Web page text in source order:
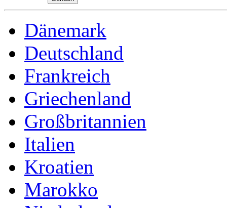
Dänemark
Deutschland
Frankreich
Griechenland
Großbritannien
Italien
Kroatien
Marokko